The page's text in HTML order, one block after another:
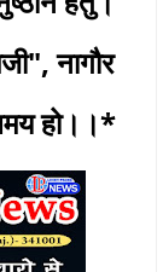
नागौर
हो।।*